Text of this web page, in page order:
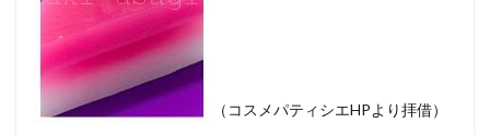
（コスメパティシエHPより拝借）